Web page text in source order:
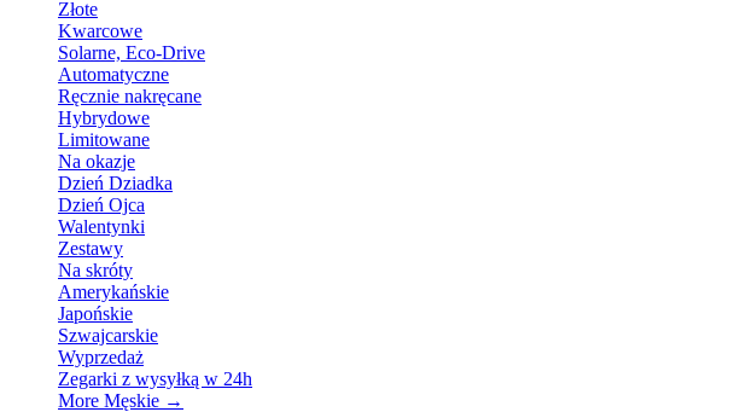
Złote
Kwarcowe
Solarne, Eco-Drive
Automatyczne
Ręcznie nakręcane
Hybrydowe
Limitowane
Na okazje
Dzień Dziadka
Dzień Ojca
Walentynki
Zestawy
Na skróty
Amerykańskie
Japońskie
Szwajcarskie
Wyprzedaż
Zegarki z wysyłką w 24h
More Męskie →